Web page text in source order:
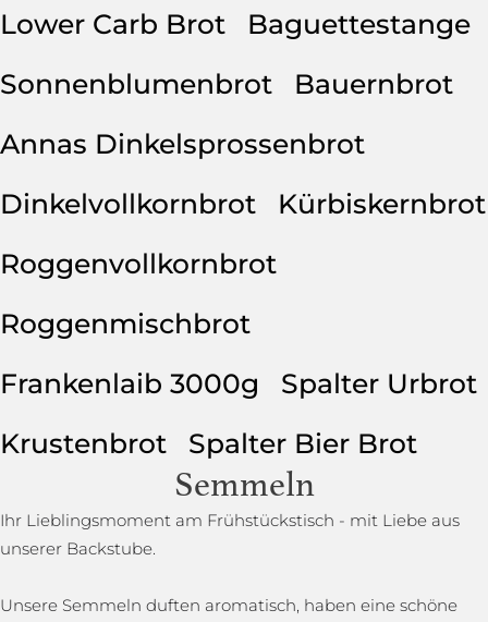
Lower Carb Brot
Baguettestange
Sonnenblumenbrot
Bauernbrot
Annas Dinkelsprossenbrot
Dinkelvollkornbrot
Kürbiskernbrot
Roggenvollkornbrot
Roggenmischbrot
Frankenlaib 3000g
Spalter Urbrot
Krustenbrot
Spalter Bier Brot
Semmeln
Ihr Lieblingsmoment am Frühstückstisch - mit Liebe aus
unserer Backstube.
Unsere Semmeln duften aromatisch, haben eine schöne